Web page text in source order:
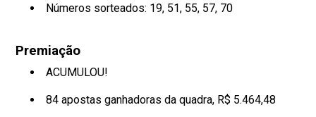
Números sorteados: 19, 51, 55, 57, 70
Premiação
ACUMULOU!
84 apostas ganhadoras da quadra, R$ 5.464,48